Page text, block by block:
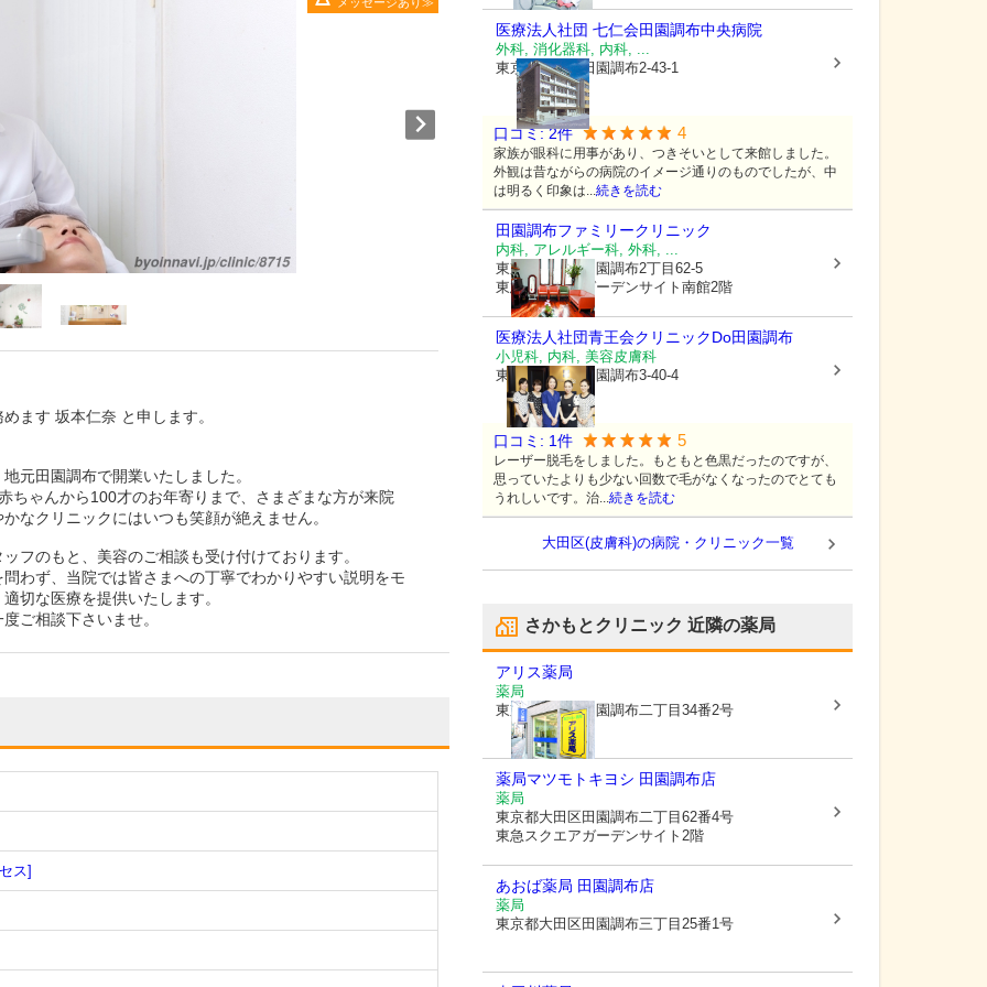
ます 坂本仁奈 と申します。
元田園調布で開業いたしました。
ちゃんから100才のお年寄りまで、さまざまな方が来院
なクリニックにはいつも笑顔が絶えません。
フのもと、美容のご相談も受け付けております。
わず、当院では皆さまへの丁寧でわかりやすい説明をモ
切な医療を提供いたします。
ご相談下さいませ。
ス]
医療法人社団 七仁会田園調布中央病院
外科, 消化器科, 内科, ...
東京都大田区田園調布2-43-1
口コミ:2件 4
家族が眼科に用事があり、つきそいとして来館しました。
外観は昔ながらの病院のイメージ通りのものでしたが、中
は明るく印象は...続きを読む
田園調布ファミリークリニック
内科, アレルギー科, 外科, ...
東京都大田区田園調布2丁目62-5
東急スクエアガーデンサイト南館2階
医療法人社団青王会クリニックDo田園調布
小児科, 内科, 美容皮膚科
東京都大田区田園調布3-40-4
口コミ: 1件 5
レーザー脱毛をしました。もともと色黒だったのですが、
思っていたよりも少ない回数で毛がなくなったのでとても
うれしいです。治...続きを読む
大田区(皮膚科)の病院・クリニック一覧
さかもとクリニック 近隣の薬局
アリス薬局
薬局
東京都大田区田園調布二丁目34番2号
薬局マツモトキヨシ 田園調布店
薬局
東京都大田区田園調布二丁目62番4号
東急スクエアガーデンサイト2階
あおば薬局 田園調布店
薬局
東京都大田区田園調布三丁目25番1号